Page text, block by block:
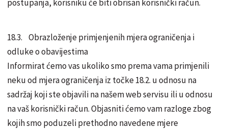
postupanja, korisniku će biti obrisan korisnički račun.
18.3. Obrazloženje primjenjenih mjera ograničenja i
odluke o obavijestima
Informirat ćemo vas ukoliko smo prema vama primjenili
neku od mjera ograničenja iz točke 18.2. u odnosu na
sadržaj koji ste objavili na našem web servisu ili u odnosu
na vaš korisnički račun. Objasniti ćemo vam razloge zbog
kojih smo poduzeli prethodno navedene mjere